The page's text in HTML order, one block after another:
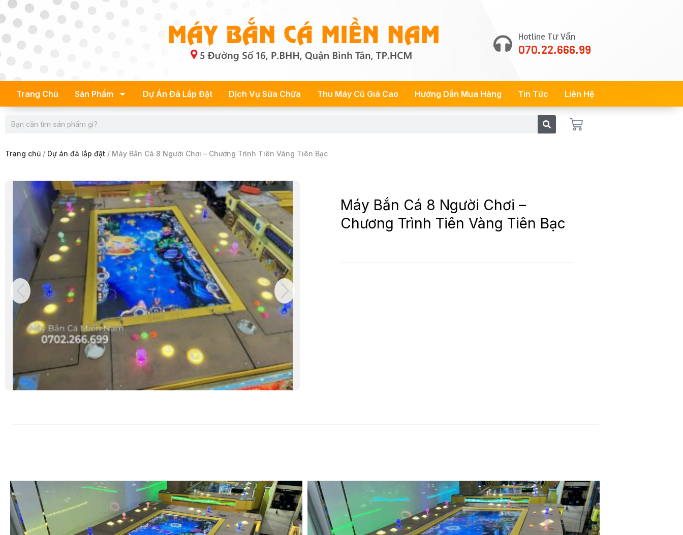
Skip
to
content
Hotline Tư Vấn
070.22.666.99
Trang Chủ Sản Phẩm Dự Án Đã Lắp Đặt Dịch Vụ Sửa Chữa Thu Máy Cũ Giá Cao Hướng Dẫn Mua Hàng Tin Tức Liên Hệ
Search Cart
Trang chủ / Dự án đã lắp đặt / Máy Bắn Cá 8 Người Chơi – Chương Trình Tiên Vàng Tiên Bạc
Máy Bắn Cá 8 Người Chơi –
Chương Trình Tiên Vàng Tiên Bạc